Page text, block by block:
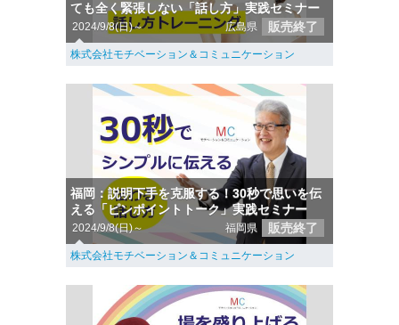
ても全く緊張しない「話し方」実践セミナー
2024/9/8(日)～ 広島県 販売終了
株式会社モチベーション＆コミュニケーション
福岡：説明下手を克服する！30秒で思いを伝
える「ピンポイントトーク」実践セミナー
2024/9/8(日)～ 福岡県 販売終了
株式会社モチベーション＆コミュニケーション